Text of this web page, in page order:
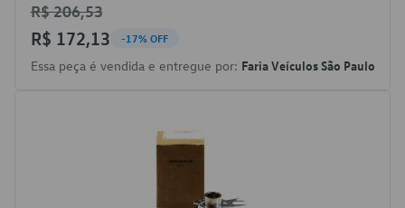
R$ 206,53
R$ 172,13 -17% OFF
Essa peça é vendida e entregue por: Faria Veículos São Paulo